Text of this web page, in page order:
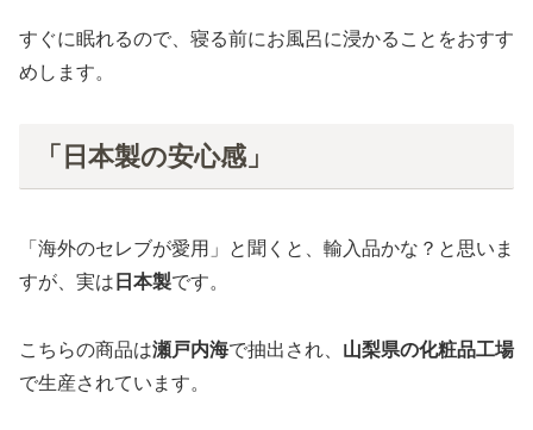
すぐに眠れるので、寝る前にお風呂に浸かることをおすす
めします。
「日本製の安心感」
「海外のセレブが愛用」と聞くと、輸入品かな？と思いま
すが、実は 日本製です。
こちらの商品は瀬戸内海で抽出され、 山梨県の化粧品工場
で生産されています。